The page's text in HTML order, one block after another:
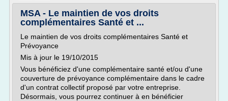
MSA - Le maintien de vos droits
complémentaires Santé et ...
Le maintien de vos droits complémentaires Santé et
Prévoyance
Mis à jour le 19/10/2015
Vous bénéficiez d'une complémentaire santé et/ou d'une
couverture de prévoyance complémentaire dans le cadre
d'un contrat collectif proposé par votre entreprise.
Désormais, vous pourrez continuer à en bénéficier